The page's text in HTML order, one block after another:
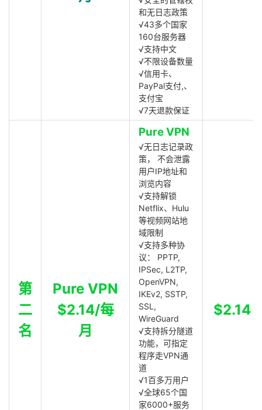
和无日志政策
√43多个国家
160台服务器
√支持中文
√不限设备数量
√信用卡、
PayPal支付,、
支付宝
√7天退款保证
第
二
名
Pure VPN
$2.14/每
月
Pure VPN
√无日志记录政
策， 不会泄露
用户IP地址和
浏览内容
√支持解锁
Netflix、Hulu
等视频网站地
域限制
√支持多种协
议： PPTP,
IPSec, L2TP,
OpenVPN,
IKEv2, SSTP,
SSL,
WireGuard
√支持拆分隧道
功能，可指定
程序走VPN通
道
√1百多万用户
√全球65个国
家6000+服务
$2.14